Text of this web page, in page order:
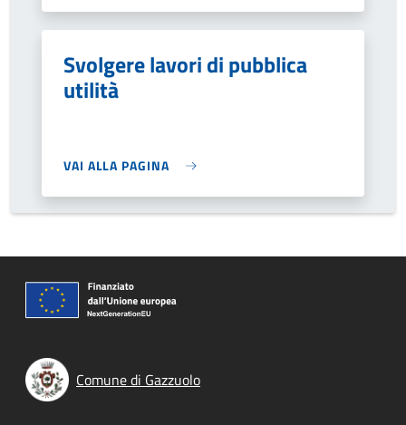
Svolgere lavori di pubblica
utilità
VAI ALLA PAGINA
Comune di Gazzuolo